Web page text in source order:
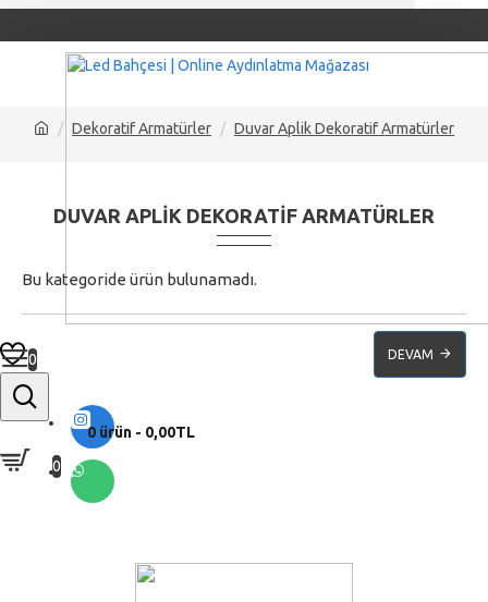
0
0 ürün - 0,00TL
0
Dekoratif Armatürler Duvar Aplik Dekoratif Armatürler
DUVAR APLIK DEKORATIF ARMATÜRLER
Bu kategoride ürün bulunamadı.
DEVAM